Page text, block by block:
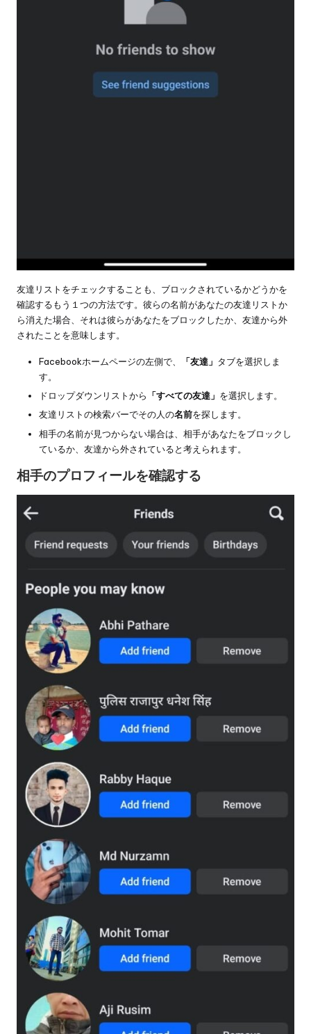
友達リストをチェックすることも、ブロックされているかどうかを
確認するもう１つの方法です。彼らの名前があなたの友達リストか
ら消えた場合、それは彼らがあなたをブロックしたか、友達から外
されたことを意味します。
Facebookホームページの左側で、 「友達」 タブを選択しま
す。
ドロップダウンリストから 「すべての友達」 を選択します。
友達リストの検索バーでその人の名前を探します。
相手の名前が見つからない場合は、相手があなたをブロックし
ているか、友達から外されていると考えられます。
相手のプロフィールを確認する